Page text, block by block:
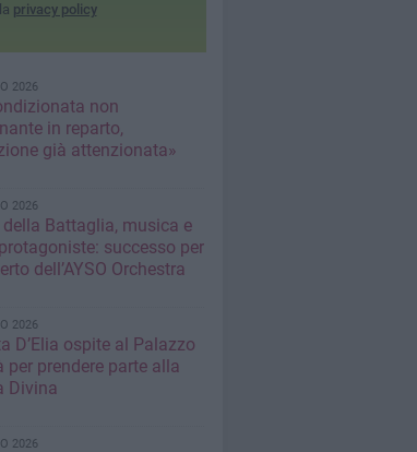
privacy policy
2026
non
in reparto,
già attenzionata»
2026
della Battaglia, musica e
successo per
dell’AYSO Orchestra
2026
D’Elia ospite al Palazzo
per prendere parte alla
Divina
2026